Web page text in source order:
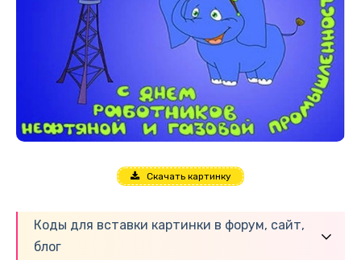
Скачать картинку
Коды для вставки картинки в форум, сайт,
блог